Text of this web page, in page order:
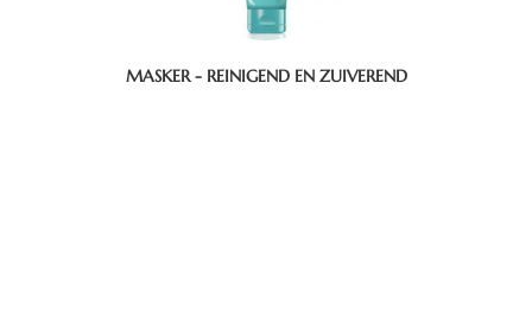
MASKER - REINIGEND EN ZUIVEREND